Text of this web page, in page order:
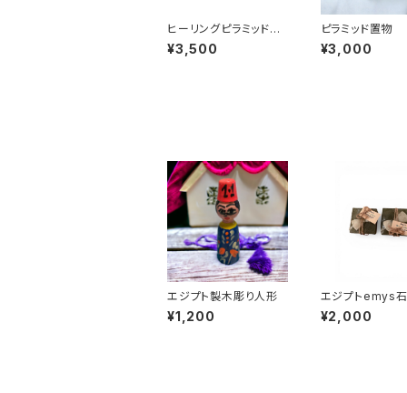
ヒーリングピラミッド邪
気の目ラピスラズリ横縦
5cm
¥3,500
ピラミッド置物
¥3,000
エジプト製木彫り人形
¥1,200
エジプトemys
ンティカデュー
¥2,000